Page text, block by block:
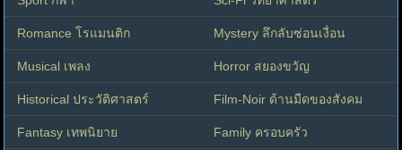
Romance โรแมนติก Mystery ลึกลับซ่อนเงื่อน
Musical เพลง Horror สยองขวัญ
Historical ประวัติศาสตร์ Film-Noir ด้านมืดของสังคม
Fantasy เทพนิยาย Family ครอบครัว